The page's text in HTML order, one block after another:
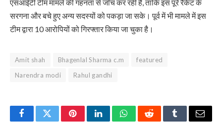
एसआईटी टीम मामले की गहनता से जाँच कर रही है, ताकि इस पूरे रैकेट के
सरगना और बचे हुए अन्य सदस्यों को पकड़ा जा सके। पूर्व में भी मामले में इस
टीम द्वारा 10 आरोपियों को गिरफ्तार किया जा चुका है।
Amit shah Bhagenlal Sharma c.m
featured
Narendra modi
Rahul gandhi
FacebookTwitterPinterestLinkedInWhatsAppRedditTumblrEmail